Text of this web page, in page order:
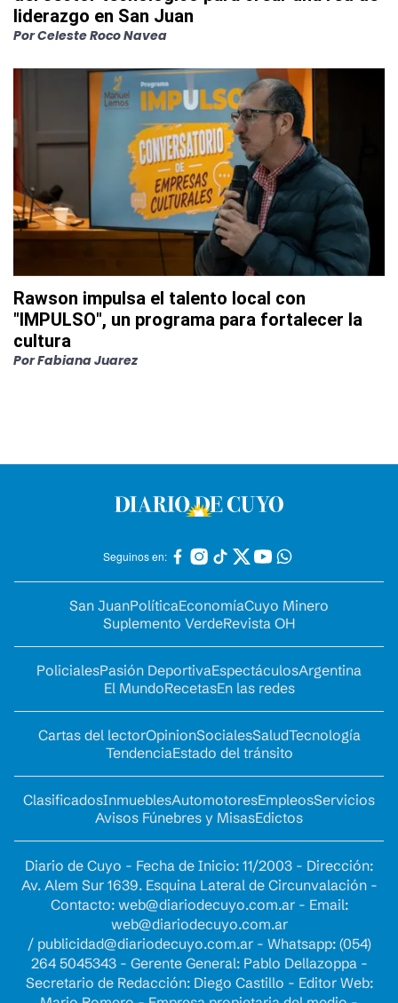
liderazgo en San Juan
PorCeleste Roco Navea
Rawson impulsa el talento local con
"IMPULSO", un programa para fortalecer la
cultura
PorFabiana Juarez
Seguinos en:
San JuanPolíticaEconomíaCuyo Minero
Suplemento VerdeRevista OH
PolicialesPasión DeportivaEspectáculosArgentina
El MundoRecetasEn las redes
Cartas del lectorOpinionSocialesSaludTecnología
TendenciaEstado del tránsito
ClasificadosInmueblesAutomotoresEmpleosServicios
Avisos Fúnebres y MisasEdictos
Diario de Cuyo - Fecha de Inicio: 11/2003 - Dirección:
Av. Alem Sur 1639. Esquina Lateral de Circunvalación -
Contacto: web@diariodecuyo.com.ar- Email:
web@diariodecuyo.com.ar
/ publicidad@diariodecuyo.com.ar- Whatsapp: (054)
264 5045343 - Gerente General: Pablo Dellazoppa -
Secretario de Redacción: Diego Castillo - Editor Web: